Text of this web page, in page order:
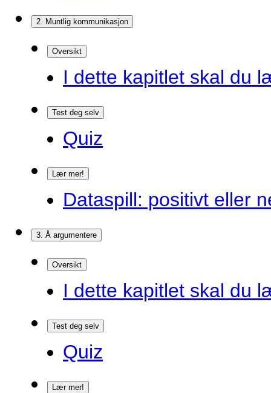
2. Muntlig kommunikasjon
Oversikt
I dette kapitlet skal du
Test deg selv
Quiz
Lær mer!
Dataspill: positivt eller
3. Å argumentere
Oversikt
I dette kapitlet skal du
Test deg selv
Quiz
Lær mer!